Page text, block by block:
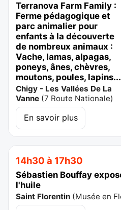
Terranova Farm Family :
Ferme pédagogique et
parc animalier pour
enfants à la découverte
de nombreux animaux :
Vache, lamas, alpagas,
poneys, ânes, chèvres,
moutons, poules, lapins...
Chigy - Les Vallées De La
Vanne (7 Route Nationale)
En savoir plus
14h30 à 17h30
Sébastien Bouffay
l'huile
Saint Florentin (Musée en